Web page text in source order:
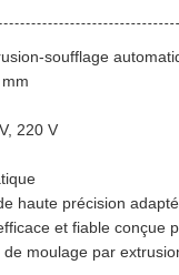
soufflage
220 V
haute précision
et fiable conçue
moulage par